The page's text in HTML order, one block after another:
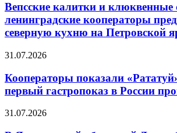
Вепсские калитки и клюквенные
ленинградские кооператоры
северную кухню на Петровской
31.07.2026
Кооператоры показали
первый гастропоказ в России
31.07.2026